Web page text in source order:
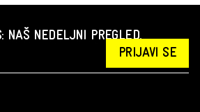
NAŠ NEDELJNI PREGLED.
PRIJAVI SE